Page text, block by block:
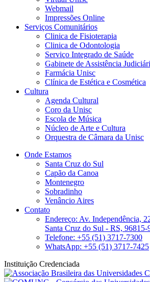
Webmail
Impressões Online
Serviços Comunitários
Clinica de Fisioterapia
Clinica de Odontologia
Serviço Integrado de Saúde
Gabinete de Assistência
Farmácia Unisc
Clínica de Estética e Cosmética
Cultura
Agenda Cultural
Coro da Unisc
Escola de Música
Núcleo de Arte e Cultura
Orquestra de Câmara da Unisc
Onde Estamos
Santa Cruz do Sul
Capão da Canoa
Montenegro
Sobradinho
Venâncio Aires
Contato
Endereço: Av. Independência,
Santa Cruz do Sul - RS, 96815-
Telefone: +55 (51) 3717-7300
WhatsApp: +55 (51) 3717-7425
Instituição Credenciada